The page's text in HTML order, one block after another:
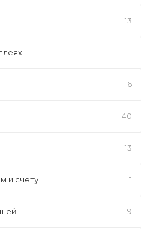
13
1
6
40
13
и счету 1
19